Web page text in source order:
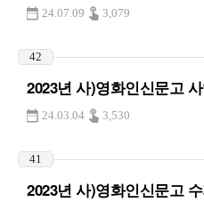
24.07.09 3,079
42
2023년 사)영화인신문고
24.03.04 3,530
41
2023년 사)영화인신문고